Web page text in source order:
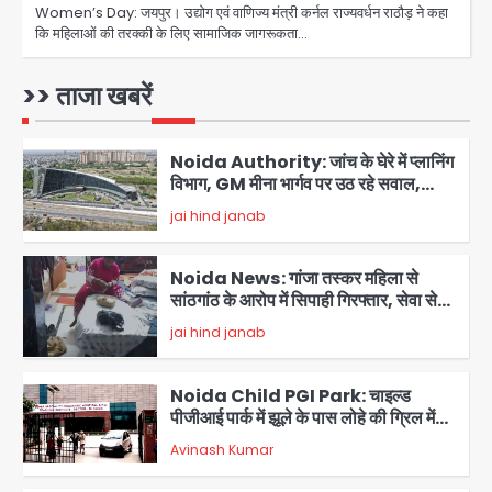
Women’s Day: जयपुर। उद्योग एवं वाणिज्य मंत्री कर्नल राज्यवर्धन राठौड़ ने कहा
कि महिलाओं की तरक्की के लिए सामाजिक जागरूकता…
>> ताजा खबरें
5
नोएडा में IPS अधिकारी बनकर बुजुर्ग को किया
1
Noida Authority: जांच के घेरे में प्लानिंग
विभाग, GM मीना भार्गव पर उठ रहे सवाल,
कार्रवाई में देरी पर भी चर्चा तेज
jai hind janab
2
Noida News: गांजा तस्कर महिला से
सांठगांठ के आरोप में सिपाही गिरफ्तार, सेवा से
बर्खास्त, कई पुलिसकर्मियों में डर
jai hind janab
3
Noida Child PGI Park: चाइल्ड
पीजीआई पार्क में झूले के पास लोहे की ग्रिल में
उतरा करंट, 7 साल के बच्चे की हालत गंभीर,
बिजली विभाग पर लापरवाही का आरोप
Avinash Kumar